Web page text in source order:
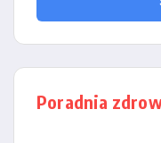
Poradnia